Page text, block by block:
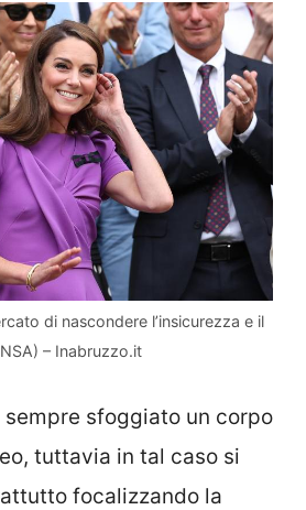
di nascondere l’insicurezza e il
– Inabruzzo.it
sempre sfoggiato un corpo
tuttavia in tal caso si
focalizzando la